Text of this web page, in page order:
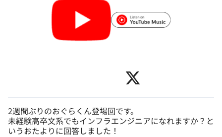
2週間ぶりのおぐらくん登場回です。
未経験高卒文系でもインフラエンジニアになれますか？と
いうおたよりに回答しました！